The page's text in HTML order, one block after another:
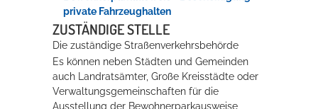
private Fahrzeughalten
ZUSTÄNDIGE STELLE
Die zuständige Straßenverkehrsbehörde
Es können neben Städten und Gemeinden
auch Landratsämter, Große Kreisstädte oder
Verwaltungsgemeinschaften für die
Ausstellung der Bewohnerparkausweise